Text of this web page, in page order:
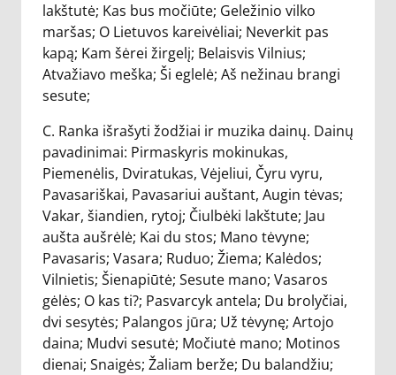
lakštutė; Kas bus močiūte; Geležinio vilko
maršas; O Lietuvos kareivėliai; Neverkit pas
kapą; Kam šėrei žirgelį; Belaisvis Vilnius;
Atvažiavo meška; Ši eglelė; Aš nežinau brangi
sesute;
C. Ranka išrašyti žodžiai ir muzika dainų. Dainų
pavadinimai: Pirmaskyris mokinukas,
Piemenėlis, Dviratukas, Vėjeliui, Čyru vyru,
Pavasariškai, Pavasariui auštant, Augin tėvas;
Vakar, šiandien, rytoj; Čiulbėki lakštute; Jau
aušta aušrėlė; Kai du stos; Mano tėvyne;
Pavasaris; Vasara; Ruduo; Žiema; Kalėdos;
Vilnietis; Šienapiūtė; Sesute mano; Vasaros
gėlės; O kas ti?; Pasvarcyk antela; Du brolyčiai,
dvi sesytės; Palangos jūra; Už tėvynę; Artojo
daina; Mudvi sesutė; Močiutė mano; Motinos
dienai; Snaigės; Žaliam berže; Du balandžiu;